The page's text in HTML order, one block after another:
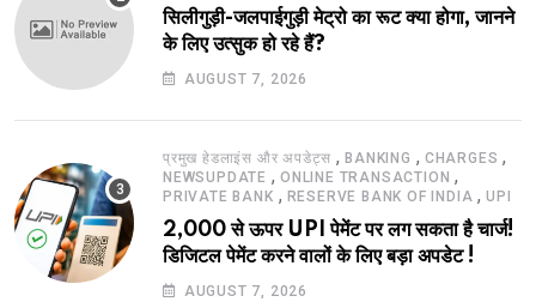
सिलीगुड़ी-जलपाईगुड़ी मेट्रो का रूट क्या होगा, जानने
के लिए उत्सुक हो रहे हैं?
AUGUST 7, 2026
प्रमुख हेडलाइंस और अपडेट्स ,BANKING , CHARGES ,
NEWSUPDATE , ONLINE TRANSACTION ,
PRIVATE BANK , RESERVE BANK OF INDIA ,UPI
2,000 से ऊपर UPI पेमेंट पर लग सकता है चार्ज!
डिजिटल पेमेंट करने वालों के लिए बड़ा अपडेट !
AUGUST 7, 2026